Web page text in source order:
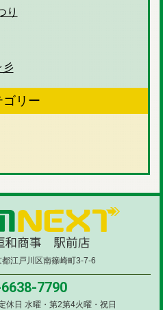
り
ゴリー
都江戸川区南篠崎町3-7-6
7790
休日 水曜・第2第4火曜・祝日